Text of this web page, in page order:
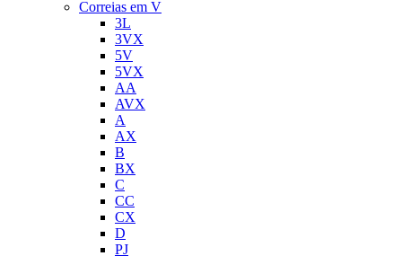
Correias em V
3L
3VX
5V
5VX
AA
AVX
A
AX
B
BX
C
CC
CX
D
PJ